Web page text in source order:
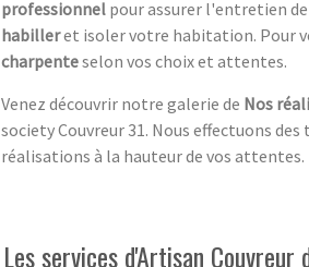
professionnel pour assurer l'entretien de
habilleret isoler votre habitation. Pour
charpenteselon vos choix et attentes.
Venez découvrir notre galerie de Nos
society Couvreur 31. Nous effectuons
réalisations à la hauteur de vos attentes.
Les services d'Artisan